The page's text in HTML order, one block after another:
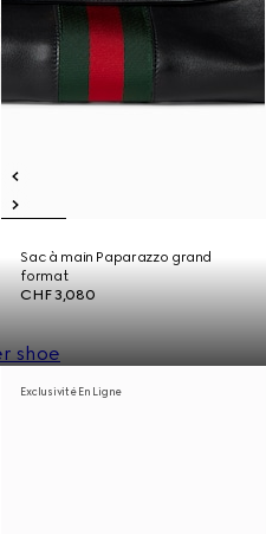
Sac à main Paparazzo grand
format
CHF 3,080
Exclusivité En Ligne